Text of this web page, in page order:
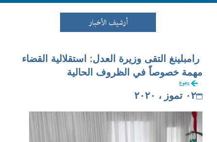
أرشيف الأخبار
رامبلينغ التقى وزيرة العدل: استقلالية القضاء
مهمة خصوصاً في الظروف الحالية
رجوع
٠٢ تموز ، ٢٠٢٠